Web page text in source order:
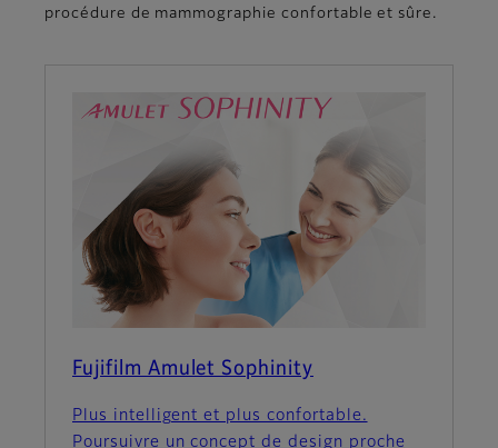
procédure de mammographie confortable et sûre.
Fujifilm Amulet Sophinity
Plus intelligent et plus confortable.
Poursuivre un concept de design proche